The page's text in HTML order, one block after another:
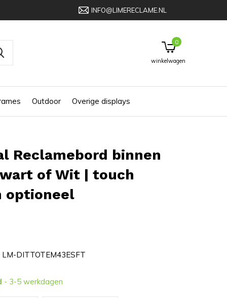
INFO@LIMERECLAME.NL
Outdoor Overige displays
winkelwagen
0
Reclamebord binnen
of Wit | touch
optioneel
LM-DITTOTEM43ESFT
- 3-5 werkdagen